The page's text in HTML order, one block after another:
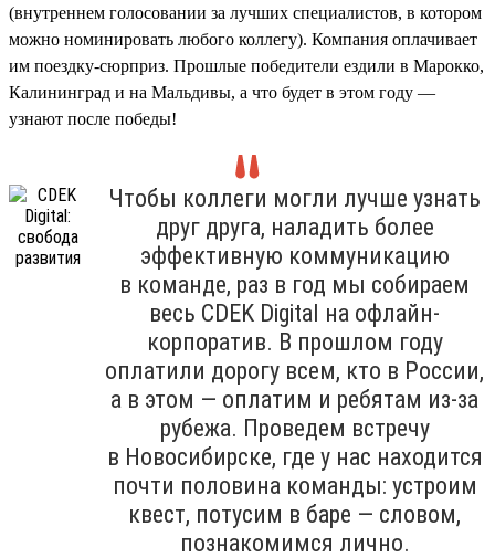
(внутреннем голосовании за лучших специалистов, в котором
можно номинировать любого коллегу). Компания оплачивает
им поездку-сюрприз. Прошлые победители ездили в Марокко,
Калининград и на Мальдивы, а что будет в этом году —
узнают после победы!
Чтобы коллеги могли лучше узнать
друг друга, наладить более
эффективную коммуникацию
в команде, раз в год мы собираем
весь CDEK Digital на офлайн-
корпоратив. В прошлом году
оплатили дорогу всем, кто в России,
а в этом — оплатим и ребятам из-за
рубежа. Проведем встречу
в Новосибирске, где у нас находится
почти половина команды: устроим
квест, потусим в баре — словом,
познакомимся лично.